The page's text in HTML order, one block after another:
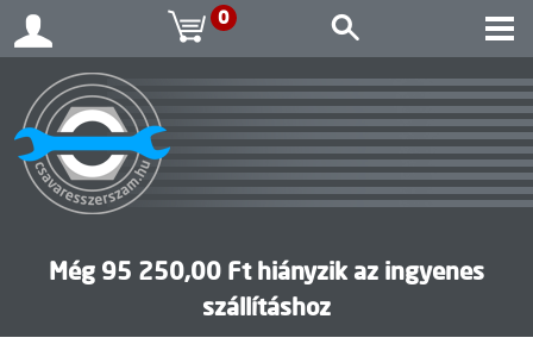
0
Még 95 250,00 Ft hiányzik az ingyenes
szállításhoz